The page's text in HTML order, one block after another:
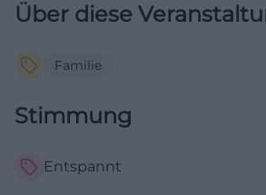
Über diese
Familie
Stimmung
Entspannt